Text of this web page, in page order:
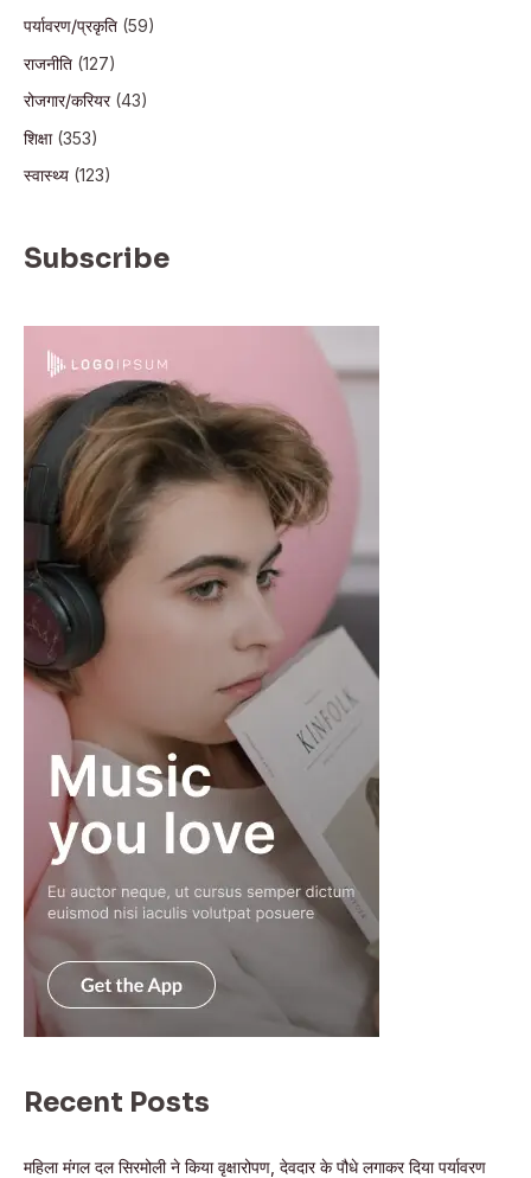
पर्यावरण/प्रकृति (59)
राजनीति (127)
रोजगार/करियर(43)
शिक्षा(353)
स्वास्थ्य (123)
Subscribe
Recent Posts
महिला मंगल दल सिरमोली ने किया वृक्षारोपण, देवदार के पौधे लगाकर दिया पर्यावरण